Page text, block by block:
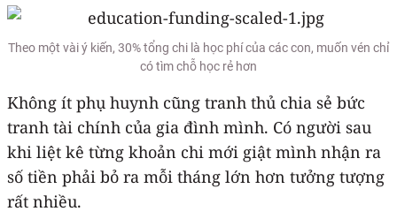
Theo một vài ý kiến, 30% tổng chi là học phí của các con, muốn vén chỉ
có tìm chỗ học rẻ hơn
Không ít phụ huynh cũng tranh thủ chia sẻ bức
tranh tài chính của gia đình mình. Có người sau
khi liệt kê từng khoản chi mới giật mình nhận ra
số tiền phải bỏ ra mỗi tháng lớn hơn tưởng tượng
rất nhiều.